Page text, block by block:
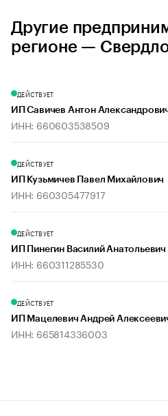
Другие
регионе —
ДЕЙСТВУЕТ
ИП Савичев Антон
ИНН: 660603538509
ДЕЙСТВУЕТ
ИП Кузьмичев Павел Михайлович
ИНН: 660305477917
ДЕЙСТВУЕТ
ИП Пинегин Василий Анатольевич
ИНН: 660311285530
ДЕЙСТВУЕТ
ИП Мацелевич Андрей
ИНН: 665814336003